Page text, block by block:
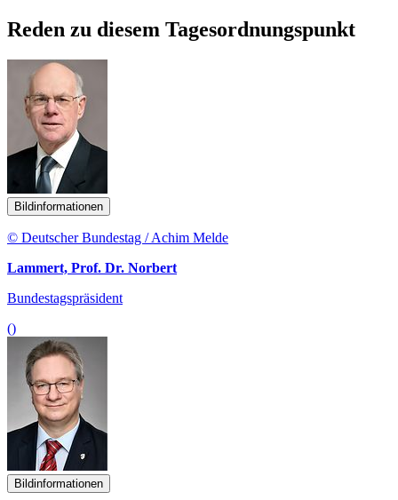
Reden zu diesem Tagesordnungspunkt
Bildinformationen
© Deutscher Bundestag / Achim Melde
Lammert, Prof. Dr. Norbert
Bundestagspräsident
()
Bildinformationen